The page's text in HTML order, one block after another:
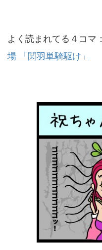
よく読まれてる４コマ：
場 「関羽単騎駆け」